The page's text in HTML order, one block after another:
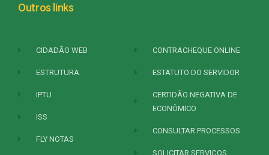
Outros links
CIDADÃO WEB
ESTRUTURA
IPTU
ISS
FLY NOTAS
CONTRACHEQUE ONLINE
ESTATUTO DO SERVIDOR
CERTIDÃO NEGATIVA DE
ECONÔMICO
CONSULTAR PROCESSOS
SOLICITAR SERVIÇOS